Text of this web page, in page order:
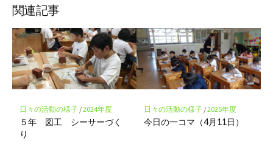
ア
マ
ー
ク
に
保
存
関連記事
日々の活動の様子/2024年度
５年 図工 シーサーづく
り
日々の活動の様子/2025年度
今日の一コマ（4月11日）